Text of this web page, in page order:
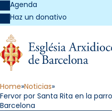
Agenda
Haz un donativo
Home Noticias
Fervor por Santa Rita en la
Barcelona